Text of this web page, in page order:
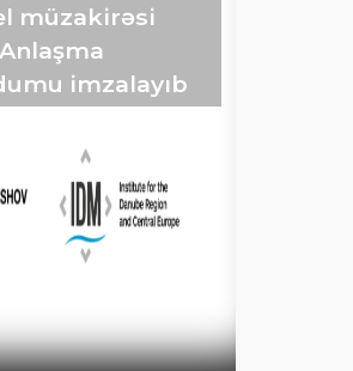
müzakirəsi
imzalayıb